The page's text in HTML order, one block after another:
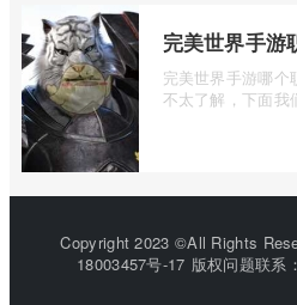
完美世界手游
完美世界手游哪个
不太了解，下面我
Copyright 2023 ©All Rights
18003457号-17 版权问题联系